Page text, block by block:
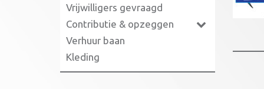
Vrijwilligers gevraagd
Contributie & opzeggen
Verhuur baan
Kleding